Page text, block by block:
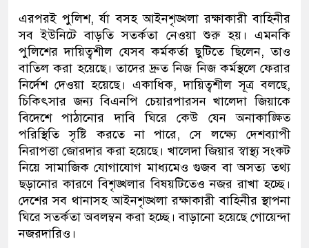
এরপরই পুলিশ, র্যা বসহ আইনশৃঙ্খলা রক্ষাকারী বাহিনীর
সব ইউনিটে বাড়তি সতর্কতা নেওয়া শুরু হয়। এমনকি
পুলিশের দায়িত্বশীল যেসব কর্মকর্তা ছুটিতে ছিলেন, তাও
বাতিল করা হয়েছে। তাদের দ্রুত নিজ নিজ কর্মস্থলে ফেরার
নির্দেশ দেওয়া হয়েছে। একাধিক, দায়িত্বশীল সূত্র বলছে,
চিকিৎসার জন্য বিএনপি চেয়ারপারসন খালেদা জিয়াকে
বিদেশে পাঠানোর দাবি ঘিরে কেউ যেন অনাকাঙ্ক্ষিত
পরিস্থিতি সৃষ্টি করতে না পারে, সে লক্ষ্যে দেশব্যাপী
নিরাপত্তা জোরদার করা হয়েছে। খালেদা জিয়ার স্বাস্থ্য সংকট
নিয়ে সামাজিক যোগাযোগ মাধ্যমেও গুজব বা অসত্য তথ্য
ছড়ানোর কারণে বিশৃঙ্খলার বিষয়টিতেও নজর রাখা হচ্ছে।
দেশের সব থানাসহ আইনশৃঙ্খলা রক্ষাকারী বাহিনীর স্থাপনা
ঘিরে সতর্কতা অবলম্বন করা হচ্ছে। বাড়ানো হয়েছে গোয়েন্দা
নজরদারিও।